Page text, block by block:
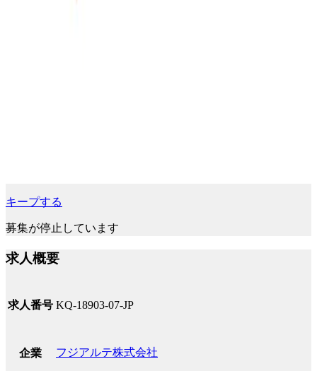
キープする
募集が停止しています
求人概要
求人番号 KQ-18903-07-JP
企業 フジアルテ株式会社